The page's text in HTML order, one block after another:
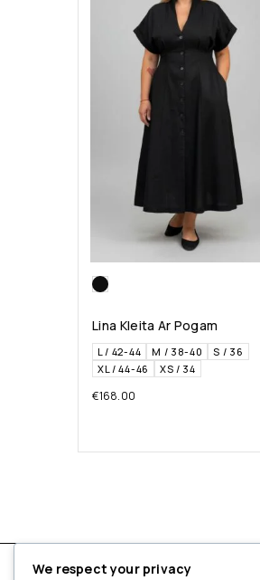
Lina Kleita Ar Pogam
L / 42-44 M / 38-40
S / 36
XL / 44-46
XS / 34
€168.00
We respect your privacy